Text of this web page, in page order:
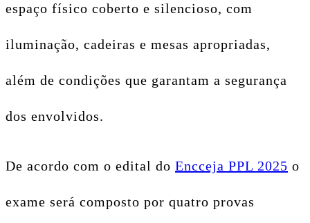
espaço físico coberto e silencioso, com
iluminação, cadeiras e mesas apropriadas,
além de condições que garantam a segurança
dos envolvidos.
De acordo com o edital do Encceja PPL 2025 o
exame será composto por quatro provas